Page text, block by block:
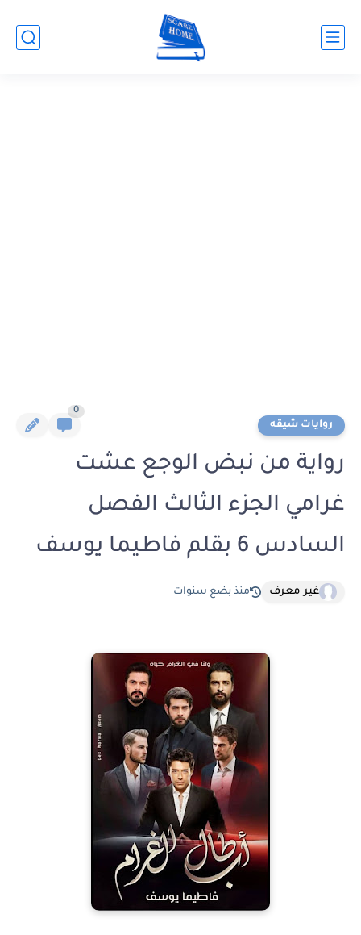
روايات شيقه
0
رواية من نبض الوجع عشت
غرامي الجزء الثالث الفصل
السادس 6 بقلم فاطيما يوسف
غير معرف منذ بضع سنوات